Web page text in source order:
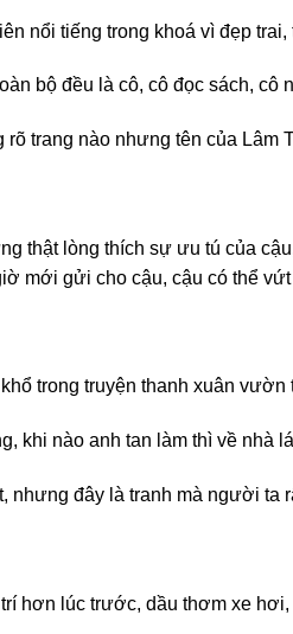
nổi tiếng trong khoá vì đẹp
bộ đều là cô, cô đọc sách,
trang nào nhưng tên của Lâm
thật lòng thích sự ưu tú của
mới gửi cho cậu, cậu có thể
trong truyện thanh xuân
khi nào anh tan làm thì về nhà
đây là tranh mà người ta
hơn lúc trước, dầu thơm xe